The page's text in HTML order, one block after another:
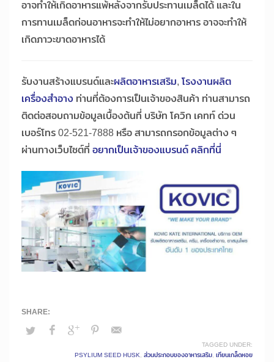
อาจทำให้เกิดอาหารแพ้หลังจากรับประทานเมล็ดได้ และใน
การทานเมล็ดก่อนอาหารจะทำให้ไม่อยากอาหาร อาจจะทำให้
เกิดภาวะขาดอาหารได้
รับงานสร้างแบรนด์และผลิตอาหารเสริม, โรงงานผลิต
เครื่องสำอาง ท่านที่ต้องการเป็นเจ้าของสินค้า ท่านสามารถ
ติดต่อสอบถามข้อมูลเบื้องต้นที่ บริษัท โควิก เคทท์ ด่วน
เบอร์โทร 02-521-7888 หรือ สามารถกรอกข้อมูลต่าง ๆ
ผ่านทางเว็บไซต์ที่ อยากเป็นเจ้าของแบรนด์ คลิกที่นี่
TAGGED UNDER:
PSYLIUM SEED HUSK, ส่วนประกอบของอาหารเสริม, เทียนเกล็ดหอย